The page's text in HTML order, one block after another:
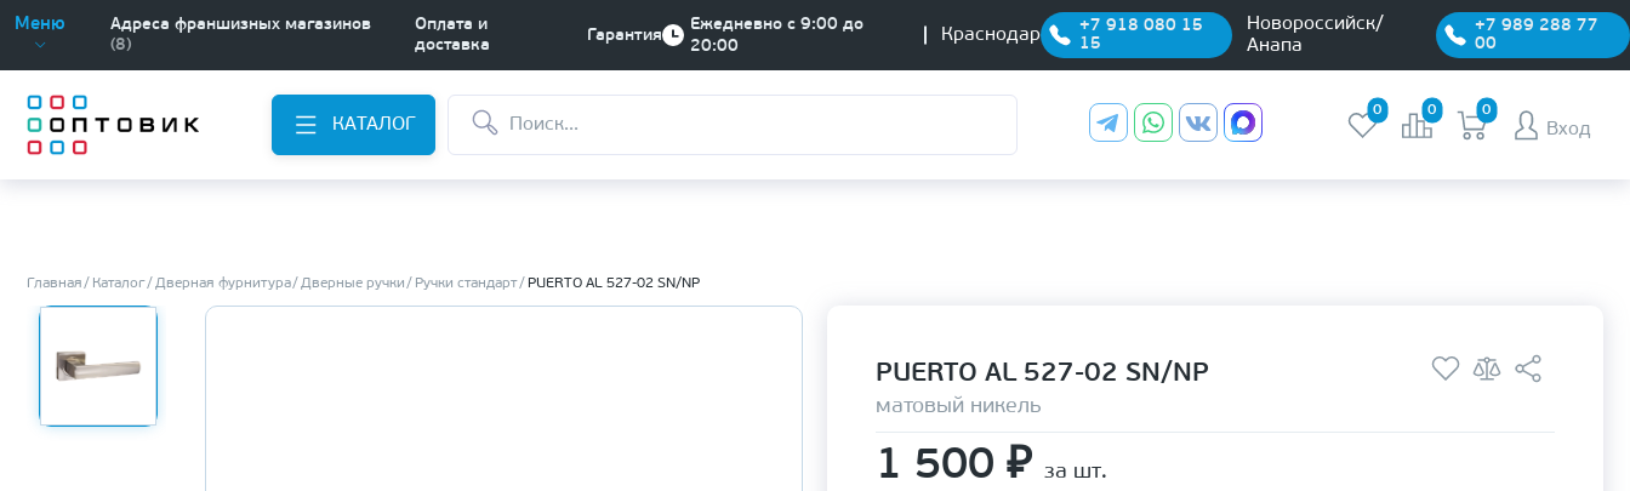
Меню
Адреса франшизных магазинов
(8)
Оплата и
доставка
Гарантия
Ежедневно с 9:00 до
20:00
Краснодар
+7 918 080 15
15
Новороссийск/
Анапа
+7 989 288 77
00
КАТАЛОГ
0 0 0
Вход
Главная Каталог Дверная фурнитура Дверные ручки Ручки стандарт PUERTО AL 527-02 SN/NP
PUERTО AL 527-02 SN/NP
матовый никель
1 500 ₽ за шт.